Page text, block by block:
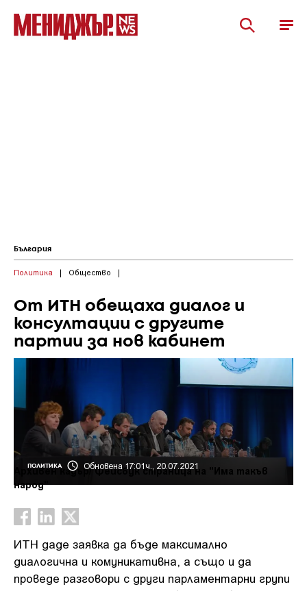
България
Политика | Общество |
От ИТН обещаха диалог и
консултации с другите
партии за нов кабинет
ПОЛИТИКА Обновена 17:01ч., 20.07.2021
Архивен кадър/ Фейсбук страница на "Има такъв
народ"
ИТН даде заявка да бъде максимално
диалогична и комуникативна, а също и да
проведе разговори с други парламентарни групи